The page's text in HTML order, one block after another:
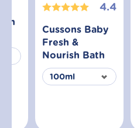
4.4
Cussons Baby
Fresh &
Nourish Bath